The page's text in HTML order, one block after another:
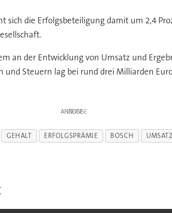
sich die Erfolgsbeteiligung damit um 2,4
an der Entwicklung von Umsatz und
und Steuern lag bei rund drei Milliarden
ANZEIGE
GEHALT ERFOLGSPRÄMIE BOSCH UMSATZ